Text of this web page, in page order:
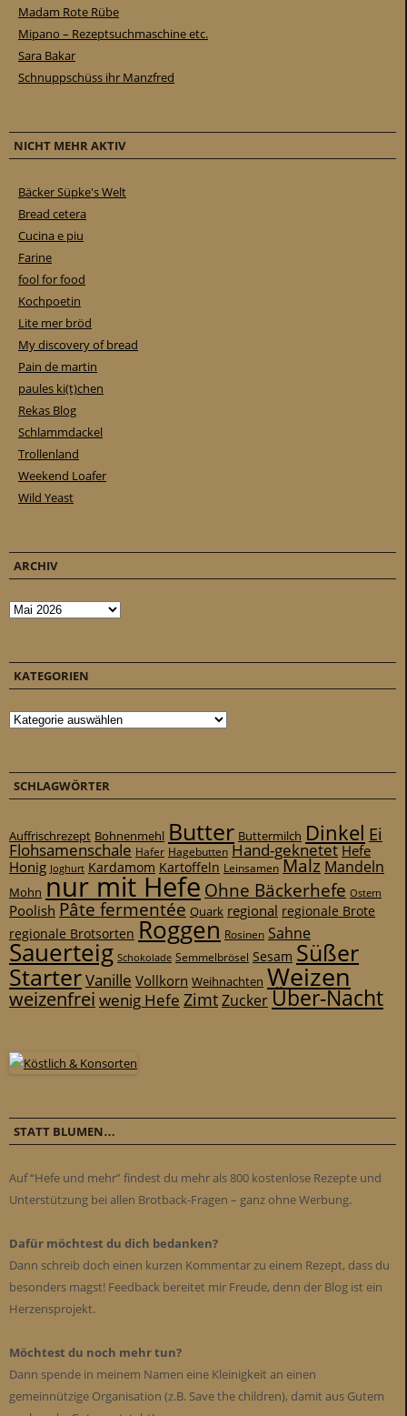
Madam Rote Rübe
Mipano – Rezeptsuchmaschine etc.
Sara Bakar
Schnuppschüss ihr Manzfred
NICHT MEHR AKTIV
Bäcker Süpke's Welt
Bread cetera
Cucina e piu
Farine
fool for food
Kochpoetin
Lite mer bröd
My discovery of bread
Pain de martin
paules ki(t)chen
Rekas Blog
Schlammdackel
Trollenland
Weekend Loafer
Wild Yeast
ARCHIV
Archiv
KATEGORIEN
Kategorien
SCHLAGWÖRTER
Auffrischrezept Bohnenmehl Butter Buttermilch Dinkel Ei
Flohsamenschale Hafer Hagebutten Hand-geknetet Hefe
Honig Joghurt Kardamom Kartoffeln Leinsamen Malz Mandeln
Mohn nur mit Hefe Ohne Bäckerhefe Ostern
Poolish Pâte fermentée Quark regional regionale Brote
regionale Brotsorten Roggen Rosinen Sahne
Sauerteig Schokolade Semmelbrösel Sesam Süßer
StarterVanille Vollkorn Weihnachten Weizen
weizenfrei wenig Hefe ZimtZuckerÜber-Nacht
STATT BLUMEN…
Auf “Hefe und mehr” findest du mehr als 800 kostenlose Rezepte und
Unterstützung bei allen Brotback-Fragen – ganz ohne Werbung.
Dafür möchtest du dich bedanken?
Dann schreib doch einen kurzen Kommentar zu einem Rezept, dass du
besonders magst! Feedback bereitet mir Freude, denn der Blog ist ein
Herzensprojekt.
Möchtest du noch mehr tun?
Dann spende in meinem Namen eine Kleinigkeit an einen
gemeinnützige Organisation (z.B. Save the children), damit aus Gutem